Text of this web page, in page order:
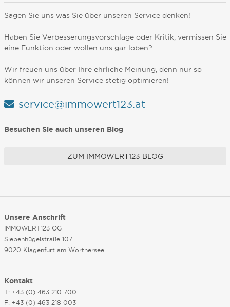
Sagen Sie uns was Sie über unseren Service denken!
Haben Sie Verbesserungsvorschläge oder Kritik, vermissen Sie
eine Funktion oder wollen uns gar loben?
Wir freuen uns über Ihre ehrliche Meinung, denn nur so
können wir unseren Service stetig optimieren!
service@immowert123.at
Besuchen Sie auch unseren Blog
ZUM IMMOWERT123 BLOG
Unsere Anschrift
IMMOWERT123 OG
Siebenhügelstraße 107
9020 Klagenfurt am Wörthersee
Kontakt
T: +43 (0) 463 210 700
F: +43 (0) 463 218 003